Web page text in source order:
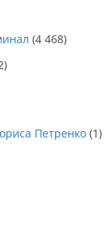
(4 468)
Петренко (1)